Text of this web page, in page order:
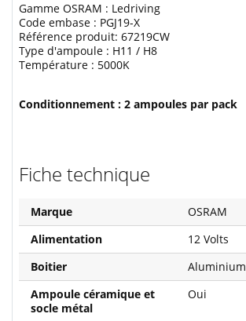
Gamme OSRAM : Ledriving
Code embase : PGJ19-X
Référence produit: 67219CW
Type d'ampoule : H11 / H8
Température : 5000K
Conditionnement : 2 ampoules par pack
Fiche technique
Marque
OSRAM
Alimentation
12 Volts
Boitier
Aluminium
Ampoule céramique et
socle métal
Oui